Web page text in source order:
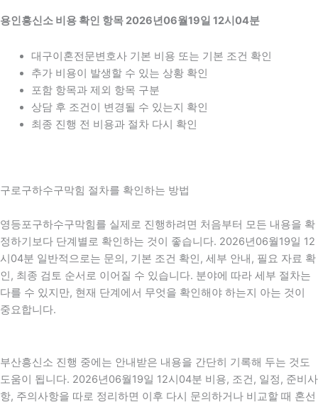
용인흥신소 비용 확인 항목 2026년06월19일 12시04분
대구이혼전문변호사 기본 비용 또는 기본 조건 확인
추가 비용이 발생할 수 있는 상황 확인
포함 항목과 제외 항목 구분
상담 후 조건이 변경될 수 있는지 확인
최종 진행 전 비용과 절차 다시 확인
구로구하수구막힘 절차를 확인하는 방법
영등포구하수구막힘를 실제로 진행하려면 처음부터 모든 내용을 확
정하기보다 단계별로 확인하는 것이 좋습니다. 2026년06월19일 12
시04분 일반적으로는 문의, 기본 조건 확인, 세부 안내, 필요 자료 확
인, 최종 검토 순서로 이어질 수 있습니다. 분야에 따라 세부 절차는
다를 수 있지만, 현재 단계에서 무엇을 확인해야 하는지 아는 것이
중요합니다.
부산흥신소 진행 중에는 안내받은 내용을 간단히 기록해 두는 것도
도움이 됩니다. 2026년06월19일 12시04분 비용, 조건, 일정, 준비사
항, 주의사항을 따로 정리하면 이후 다시 문의하거나 비교할 때 혼선